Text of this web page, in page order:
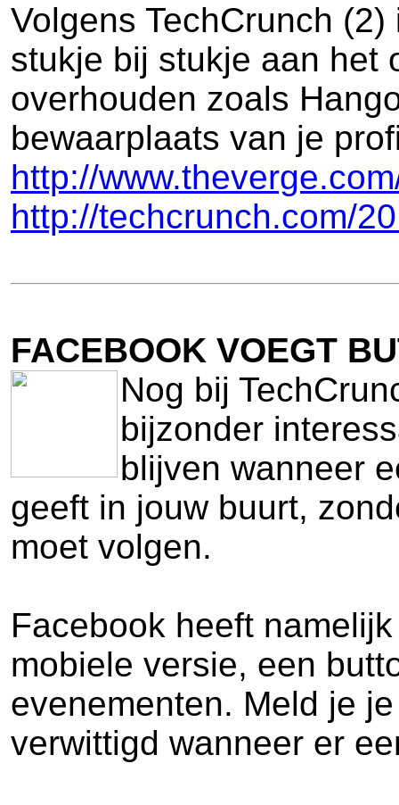
Volgens TechCrunch
stukje bij stukje aan het
overhouden zoals
bewaarplaats van je
http://
http://techcrunch.com/
FACEBOOK VOEGT
Nog bij
bijzonder
blijven wanneer
geeft in jouw buurt,
moet volgen.
Facebook heeft
mobiele versie, een
evenementen. Meld je
verwittigd wanneer er